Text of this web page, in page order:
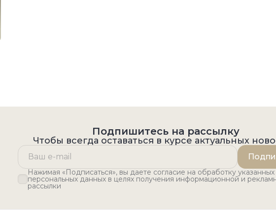
Подпишитесь на рассылку
Чтобы всегда оставаться в курсе актуальных
Нажимая «Подписаться», вы даете согласие на обработку указанных
персональных данных в целях получения информационной и
рассылки